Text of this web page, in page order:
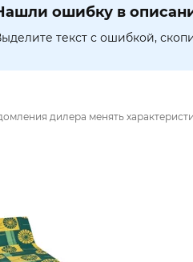
ошибку в
текст с ошибкой,
дилера менять